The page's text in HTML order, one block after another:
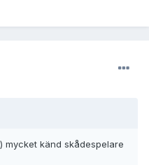
mycket känd skådespelare